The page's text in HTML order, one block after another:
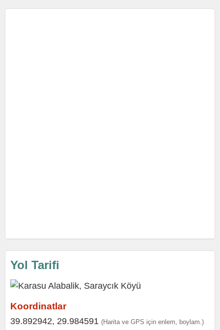
Yol Tarifi
Koordinatlar
39.892942, 29.984591 (Harita ve GPS için enlem, boylam.)